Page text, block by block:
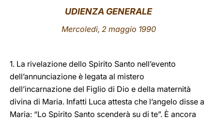
LATINE
UDIENZA GENERALE
Mercoledì, 2 maggio 1990
1. La rivelazione dello Spirito Santo nell’evento
dell’annunciazione è legata al mistero
dell’incarnazione del Figlio di Dio e della maternità
divina di Maria. Infatti Luca attesta che l’angelo disse a
Maria: “Lo Spirito Santo scenderà su di te”. È ancora